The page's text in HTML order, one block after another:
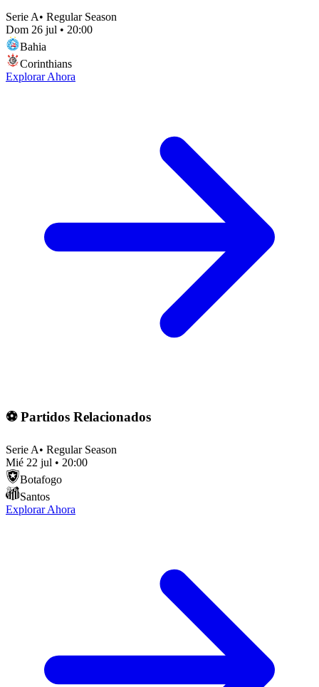
Serie A• Regular Season
Dom 26 jul • 20:00
Bahia
Corinthians
Explorar Ahora
⚽ Partidos Relacionados
Serie A• Regular Season
Mié 22 jul • 20:00
Botafogo
Santos
Explorar Ahora